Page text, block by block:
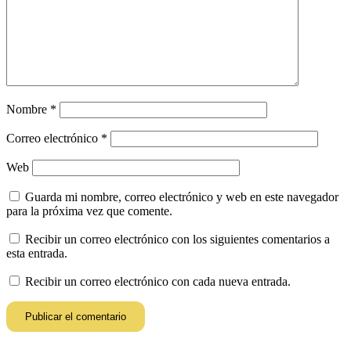
Nombre *
Correo electrónico *
Web
Guarda mi nombre, correo electrónico y web en este navegador
para la próxima vez que comente.
Recibir un correo electrónico con los siguientes comentarios a
esta entrada.
Recibir un correo electrónico con cada nueva entrada.